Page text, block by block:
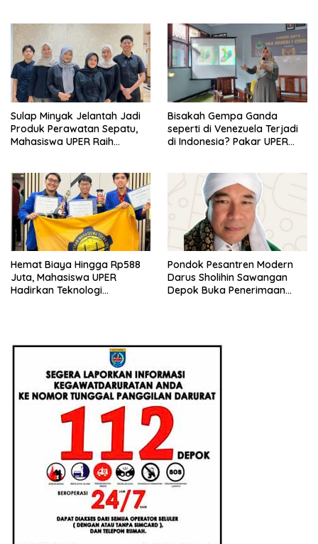
Sulap Minyak Jelantah Jadi
Produk Perawatan Sepatu,
Mahasiswa UPER Raih
Bisakah Gempa Ganda
seperti di Venezuela Terjadi
di Indonesia? Pakar UPER
Hemat Biaya Hingga Rp588
Juta, Mahasiswa UPER
Hadirkan Teknologi
Pondok Pesantren Modern
Darus Sholihin Sawangan
Depok Buka Penerimaan